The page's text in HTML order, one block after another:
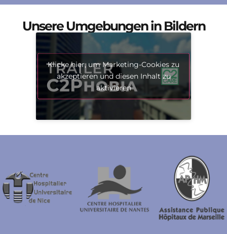
Unsere Umgebungen in Bildern
Klicke hier, um Marketing-Cookies zu
akzeptieren und diesen Inhalt zu
aktivieren